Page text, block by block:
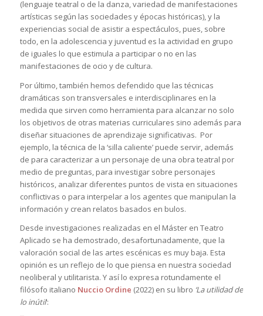
(lenguaje teatral o de la danza, variedad de manifestaciones
artísticas según las sociedades y épocas históricas), y la
experiencias social de asistir a espectáculos, pues, sobre
todo, en la adolescencia y juventud es la actividad en grupo
de iguales lo que estimula a participar o no en las
manifestaciones de ocio y de cultura.
Por último, también hemos defendido que las técnicas
dramáticas son transversales e interdisciplinares en la
medida que sirven como herramienta para alcanzar no solo
los objetivos de otras materias curriculares sino además para
diseñar situaciones de aprendizaje significativas. Por
ejemplo, la técnica de la ‘silla caliente’ puede servir, además
de para caracterizar a un personaje de una obra teatral por
medio de preguntas, para investigar sobre personajes
históricos, analizar diferentes puntos de vista en situaciones
conflictivas o para interpelar a los agentes que manipulan la
información y crean relatos basados en bulos.
Desde investigaciones realizadas en el Máster en Teatro
Aplicado se ha demostrado, desafortunadamente, que la
valoración social de las artes escénicas es muy baja. Esta
opinión es un reflejo de lo que piensa en nuestra sociedad
neoliberal y utilitarista. Y así lo expresa rotundamente el
filósofo italiano Nuccio Ordine (2022) en su libro ‘La utilidad de
lo inútil‘: